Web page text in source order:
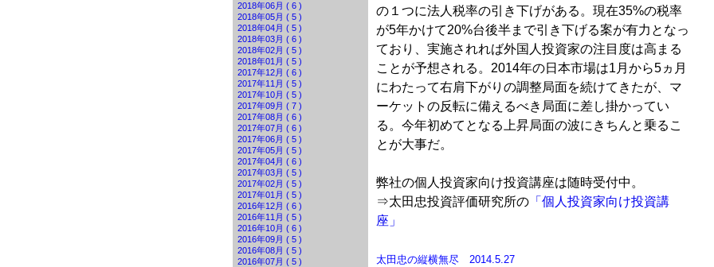
2018年06月 ( 6 )
2018年05月 ( 5 )
2018年04月 ( 5 )
2018年03月 ( 6 )
2018年02月 ( 5 )
2018年01月 ( 5 )
2017年12月 ( 6 )
2017年11月 ( 5 )
2017年10月 ( 5 )
2017年09月 ( 7 )
2017年08月 ( 6 )
2017年07月 ( 6 )
2017年06月 ( 5 )
2017年05月 ( 5 )
2017年04月 ( 6 )
2017年03月 ( 5 )
2017年02月 ( 5 )
2017年01月 ( 5 )
2016年12月 ( 6 )
2016年11月 ( 5 )
2016年10月 ( 6 )
2016年09月 ( 5 )
2016年08月 ( 5 )
2016年07月 ( 5 )
の１つに法人税率の引き下げがある。現在35%の税率
が5年かけて20%台後半まで引き下げる案が有力となっ
ており、実施されれば外国人投資家の注目度は高まる
ことが予想される。2014年の日本市場は1月から5ヵ月
にわたって右肩下がりの調整局面を続けてきたが、マ
ーケットの反転に備えるべき局面に差し掛かってい
る。今年初めてとなる上昇局面の波にきちんと乗るこ
とが大事だ。
弊社の個人投資家向け投資講座は随時受付中。
⇒太田忠投資評価研究所の 「個人投資家向け投資講
座」
太田忠の縦横無尽 2014.5.27